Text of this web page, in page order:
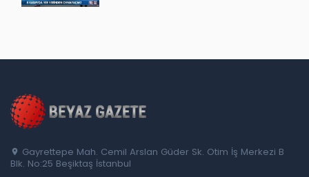
Gayrettepe Mah. Cemil Arslan Güder Sk. Otim İş Merkezi B
Blk. No:25 Beşiktaş İstanbul